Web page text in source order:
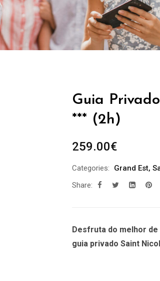
Guia
*** (2h)
259.00€
Categories: Grand Est,
Share:
Desfruta do melhor de
guia privado Saint